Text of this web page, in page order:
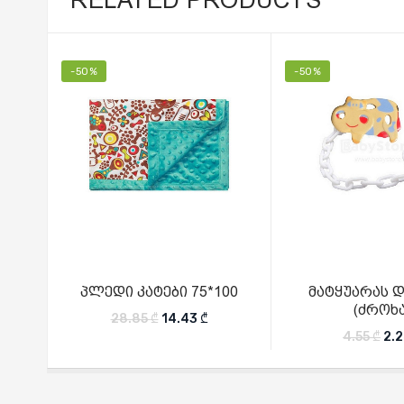
-50%
პლედი კატები 75*100
28.85₾ Original price was: 28.85 ₾.
14.43 ₾Current price is: 14.43 ₾.
-50%
მატყუარას
4.55₾